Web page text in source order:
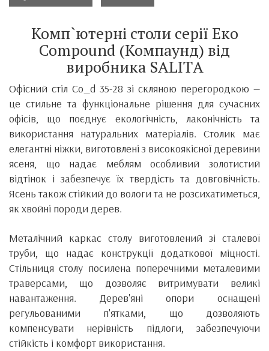
Комп`ютерні столи серії Еко
Compound (Компаунд) від
виробника SALITА
Офісний стіл Co_d 35-28 зі скляною перегородкою —
це стильне та функціональне рішення для сучасних
офісів, що поєднує екологічність, лаконічність та
використання натуральних матеріалів. Столик має
елегантні ніжки, виготовлені з високоякісної деревини
ясеня, що надає меблям особливий золотистий
відтінок і забезпечує їх твердість та довговічність.
Ясень також стійкий до вологи та не розсихатиметься,
як хвойні породи дерев.
Металічний каркас столу виготовлений зі сталевої
труби, що надає конструкції додаткової міцності.
Стільниця столу посилена поперечними металевими
траверсами, що дозволяє витримувати великі
навантаження. Дерев'яні опори оснащені
регульованими п'ятками, що дозволяють
компенсувати нерівність підлоги, забезпечуючи
стійкість і комфорт використання.